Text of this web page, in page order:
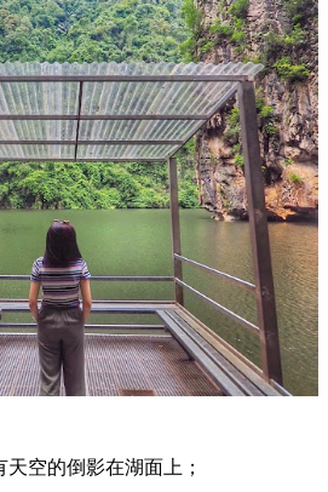
空的倒影在湖面上；